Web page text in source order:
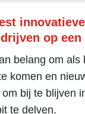
op
belang om als
komen en
bij te blijven
te delven.